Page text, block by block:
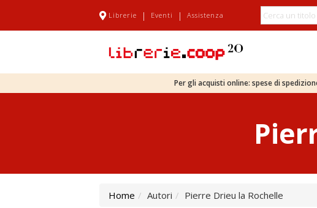
Librerie | Eventi | Assistenza
Per gli acquisti online: spese di
Home Autori Pierre Drieu la Rochelle